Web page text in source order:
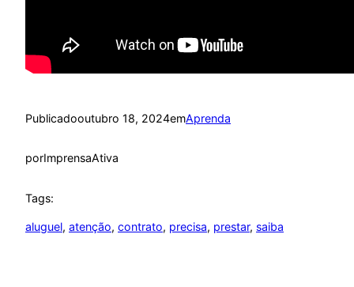
Publicadooutubro 18, 2024emAprenda
porImprensaAtiva
Tags:
aluguel, atenção, contrato, precisa, prestar, saiba